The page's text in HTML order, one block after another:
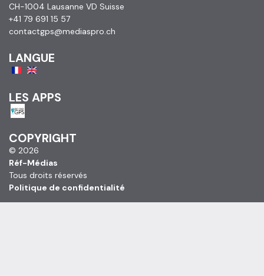
CH-1004 Lausanne VD Suisse
+41 79 691 15 57
contactgps@mediaspro.ch
LANGUE
LES APPS
COPYRIGHT
© 2026
Réf-Médias
Tous droits réservés
Politique de confidentialité